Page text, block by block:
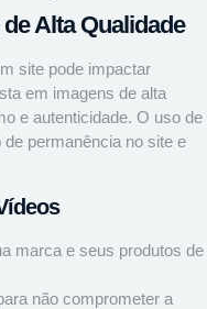
Alta Qualidade
site pode impactar
em imagens de alta
e autenticidade. O uso de
permanência no site e
marca e seus produtos de
não comprometer a